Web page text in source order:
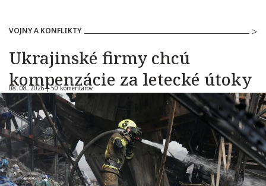
VOJNY A KONFLIKTY
Ukrajinské firmy chcú
kompenzácie za letecké útoky
08. 08. 2026 |50 komentárov